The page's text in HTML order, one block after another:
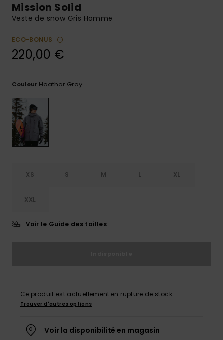
Démarrer
une
conversation
les plus
Mission Solid
Veste de snow Gris Homme
ECO-BONUS
220,00 €
Couleur Heather Grey
XS S M L XL
XXL
Voir le Guide des tailles
Ce produit est actuellement en rupture de stock.
Trouver d'autres options
Voir la disponibilité en magasin